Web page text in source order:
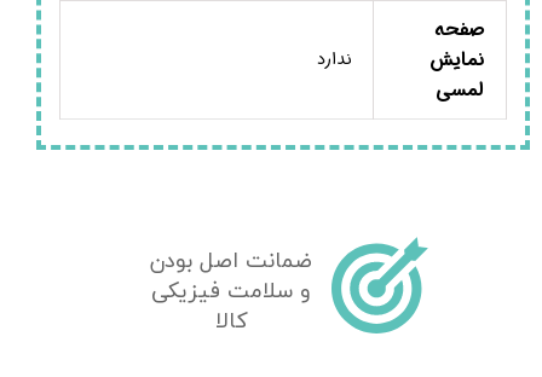
صفحه
نمایش
لمسی
ندارد
ضمانت اصل بودن
و سلامت فیزیکی
کالا